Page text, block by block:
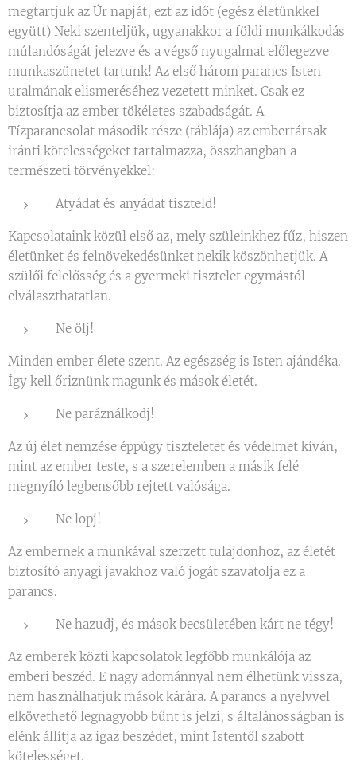
megtartjuk az Úr napját, ezt az időt (egész életünkkel
együtt) Neki szenteljük, ugyanakkor a földi munkálkodás
múlandóságát jelezve és a végső nyugalmat előlegezve
munkaszünetet tartunk! Az első három parancs Isten
uralmának elismeréséhez vezetett minket. Csak ez
biztosítja az ember tökéletes szabadságát. A
Tízparancsolat második része (táblája) az embertársak
iránti kötelességeket tartalmazza, összhangban a
természeti törvényekkel:
Atyádat és anyádat tiszteld!
Kapcsolataink közül első az, mely szüleinkhez fűz, hiszen
életünket és felnövekedésünket nekik köszönhetjük. A
szülői felelősség és a gyermeki tisztelet egymástól
elválaszthatatlan.
Ne ölj!
Minden ember élete szent. Az egészség is Isten ajándéka.
Így kell őriznünk magunk és mások életét.
Ne paráználkodj!
Az új élet nemzése éppúgy tiszteletet és védelmet kíván,
mint az ember teste, s a szerelemben a másik felé
megnyíló legbensőbb rejtett valósága.
Ne lopj!
Az embernek a munkával szerzett tulajdonhoz, az életét
biztosító anyagi javakhoz való jogát szavatolja ez a
parancs.
Ne hazudj, és mások becsületében kárt ne tégy!
Az emberek közti kapcsolatok legfőbb munkálója az
emberi beszéd. E nagy adománnyal nem élhetünk vissza,
nem használhatjuk mások kárára. A parancs a nyelvvel
elkövethető legnagyobb bűnt is jelzi, s általánosságban is
elénk állítja az igaz beszédet, mint Istentől szabott
kötelességet.